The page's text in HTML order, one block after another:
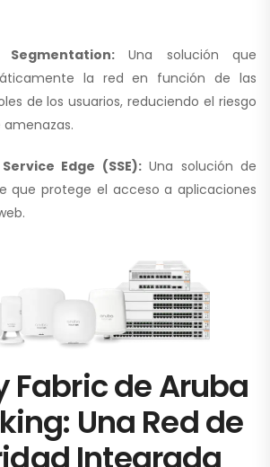
Una solución que
la red en función de las
de los usuarios, reduciendo el riesgo
Edge (SSE):Una solución de
que protege el acceso a aplicaciones
Fabric de Aruba
Una Red de
Integrada